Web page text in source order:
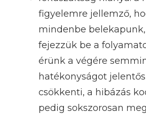
figyelemre jellemző,
mindenbe
fejezzük be a
érünk a végére
hatékonyságot
csökkenti, a hibázás
pedig sokszorosan